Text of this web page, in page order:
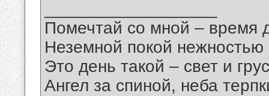
Помечтай со мной – время
Неземной покой нежностью
Это день такой – свет и
Ангел за спиной, неба